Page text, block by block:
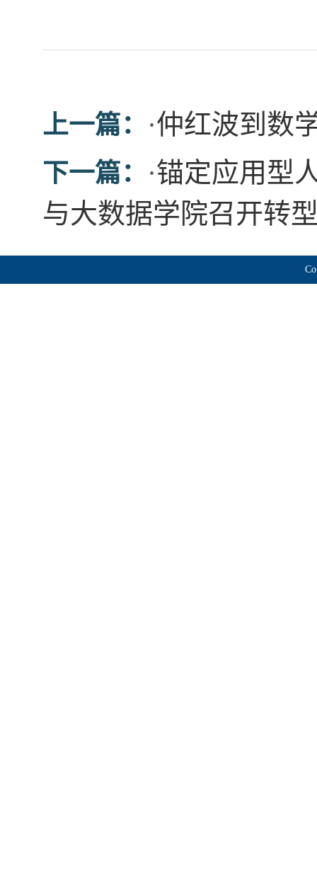
上一篇： ·仲红波到数
下一篇： ·锚定应用型
与大数据学院召开转